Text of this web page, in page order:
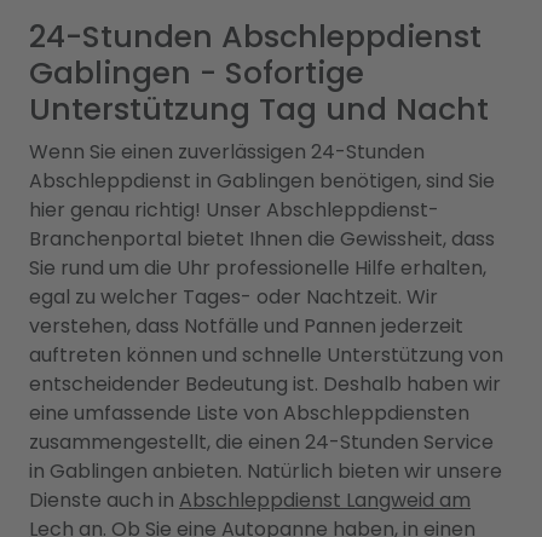
24-Stunden Abschleppdienst
Gablingen - Sofortige
Unterstützung Tag und Nacht
Wenn Sie einen zuverlässigen 24-Stunden
Abschleppdienst in Gablingen benötigen, sind Sie
hier genau richtig! Unser Abschleppdienst-
Branchenportal bietet Ihnen die Gewissheit, dass
Sie rund um die Uhr professionelle Hilfe erhalten,
egal zu welcher Tages- oder Nachtzeit. Wir
verstehen, dass Notfälle und Pannen jederzeit
auftreten können und schnelle Unterstützung von
entscheidender Bedeutung ist. Deshalb haben wir
eine umfassende Liste von Abschleppdiensten
zusammengestellt, die einen 24-Stunden Service
in Gablingen anbieten. Natürlich bieten wir unsere
Dienste auch in Abschleppdienst Langweid am
Lech an. Ob Sie eine Autopanne haben, in einen